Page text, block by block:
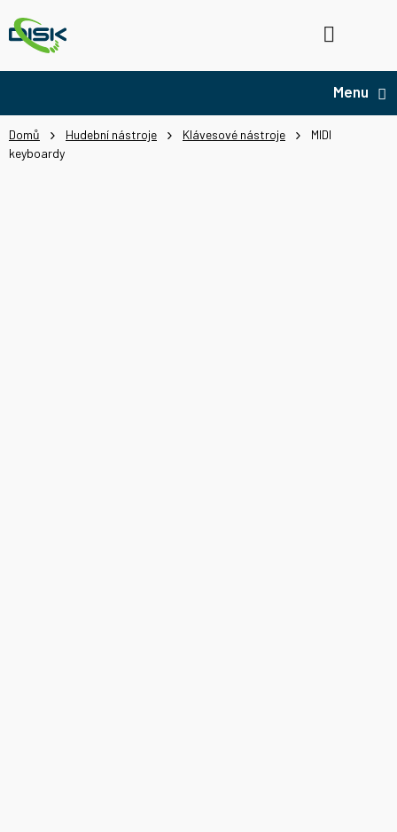
na
obsah
Domů Hudební nástroje Klávesové nástroje
MIDI
keyboardy